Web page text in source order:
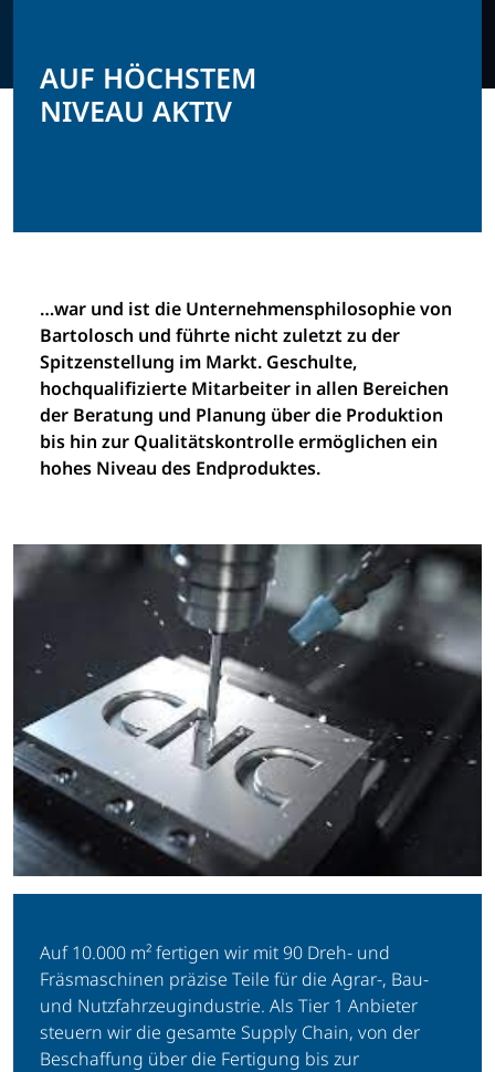
AUF HÖCHSTEM
NIVEAU AKTIV
…war und ist die Unternehmensphilosophie von
Bartolosch und führte nicht zuletzt zu der
Spitzenstellung im Markt. Geschulte,
hochqualifizierte Mitarbeiter in allen Bereichen
der Beratung und Planung über die Produktion
bis hin zur Qualitätskontrolle ermöglichen ein
hohes Niveau des Endproduktes.
Auf 10.000 m² fertigen wir mit 90 Dreh- und
Fräsmaschinen präzise Teile für die Agrar-, Bau-
und Nutzfahrzeugindustrie. Als Tier 1 Anbieter
steuern wir die gesamte Supply Chain, von der
Beschaffung über die Fertigung bis zur